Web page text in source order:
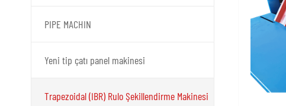
PIPE MACHIN
Yeni tip çatı panel makinesi
Trapezoidal (IBR) Rulo Şekillendirme Makinesi